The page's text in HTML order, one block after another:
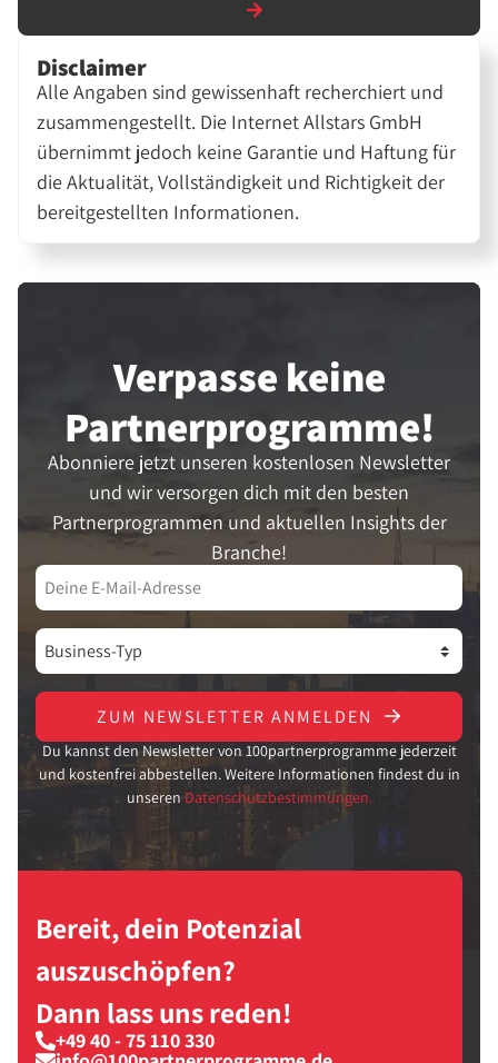
Disclaimer
Alle Angaben sind gewissenhaft recherchiert und
zusammengestellt. Die Internet Allstars GmbH
übernimmt jedoch keine Garantie und Haftung für
die Aktualität, Vollständigkeit und Richtigkeit der
bereitgestellten Informationen.
Verpasse keine
Partner­programme!
Abonniere jetzt unseren kostenlosen Newsletter
und wir versorgen dich mit den besten
Partnerprogrammen und aktuellen Insights der
Branche!
ZUM NEWSLETTER ANMELDEN
Du kannst den Newsletter von 100partnerprogramme jederzeit
und kostenfrei abbestellen. Weitere Informationen findest du in
unseren Datenschutzbestimmungen.
Bereit, dein Potenzial
auszuschöpfen?
Dann lass uns reden!
+49 40 - 75 110 330